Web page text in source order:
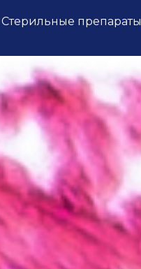
Стерильные препараты